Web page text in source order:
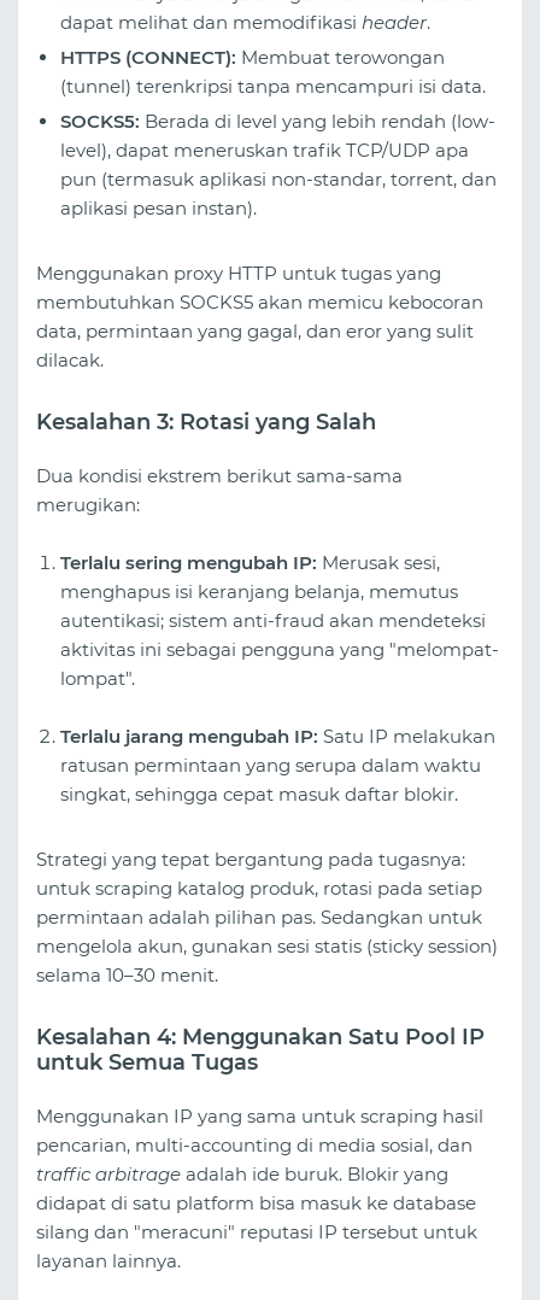
dapat melihat dan memodifikasi header.
HTTPS (CONNECT): Membuat terowongan
(tunnel) terenkripsi tanpa mencampuri isi data.
SOCKS5: Berada di level yang lebih rendah (low-
level), dapat meneruskan trafik TCP/UDP apa
pun (termasuk aplikasi non-standar, torrent, dan
aplikasi pesan instan).
Menggunakan proxy HTTP untuk tugas yang
membutuhkan SOCKS5 akan memicu kebocoran
data, permintaan yang gagal, dan eror yang sulit
dilacak.
Kesalahan 3: Rotasi yang Salah
Dua kondisi ekstrem berikut sama-sama
merugikan:
Terlalu sering mengubah IP: Merusak sesi,
menghapus isi keranjang belanja, memutus
autentikasi; sistem anti-fraud akan mendeteksi
aktivitas ini sebagai pengguna yang "melompat-
lompat".
Terlalu jarang mengubah IP: Satu IP melakukan
ratusan permintaan yang serupa dalam waktu
singkat, sehingga cepat masuk daftar blokir.
Strategi yang tepat bergantung pada tugasnya:
untuk scraping katalog produk, rotasi pada setiap
permintaan adalah pilihan pas. Sedangkan untuk
mengelola akun, gunakan sesi statis (sticky session)
selama 10–30 menit.
Kesalahan 4: Menggunakan Satu Pool IP
untuk Semua Tugas
Menggunakan IP yang sama untuk scraping hasil
pencarian, multi-accounting di media sosial, dan
traffic arbitrage adalah ide buruk. Blokir yang
didapat di satu platform bisa masuk ke database
silang dan "meracuni" reputasi IP tersebut untuk
layanan lainnya.